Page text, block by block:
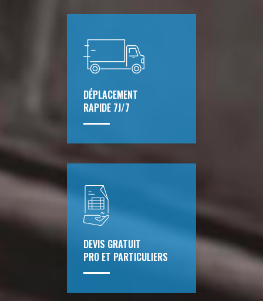
DÉPLACEMENT
RAPIDE 7J/7
DEVIS GRATUIT
PRO ET PARTICULIERS